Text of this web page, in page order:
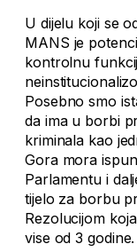
U dijelu koji se
MANS je
kontrolnu
Posebno smo
da ima u borbi
kriminala kao
Gora mora
Parlamentu i
tijelo za borbu
Rezolucijom
vise od 3 godine.